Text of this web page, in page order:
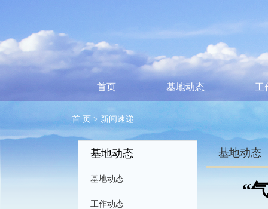
首页 基地动态 工
首 页 > 新闻速递
基地动态
基地动态
工作动态
基地动态
“